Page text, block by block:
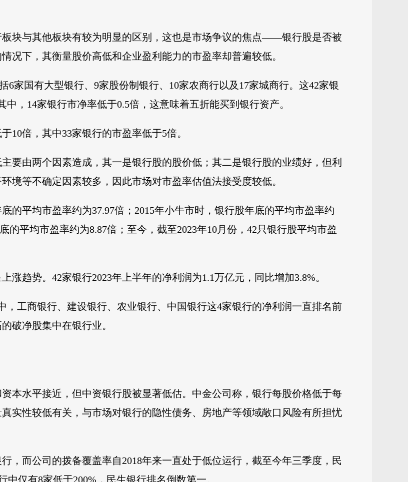
块与其他板块有较为明显的区别，这也是市场争议的焦点——银行股是否被
况下，其衡量股价高低和企业盈利能力的市盈率却普遍较低。
6家国有大型银行、9家股份制银行、10家农商行以及17家城商行。这42家银
，14家银行市净率低于0.5倍，这意味着五折能买到银行资产。
10倍，其中33家银行的市盈率低于5倍。
要由两个因素造成，其一是银行股的股价低；其二是银行股的业绩好，但利
境等不确定因素较多，因此市场对市盈率估值法接受度较低。
的平均市盈率约为37.97倍；2015年小牛市时，银行股年底的平均市盈率约
的平均市盈率约为8.87倍；至今，截至2023年10月份，42只银行股平均市盈
涨趋势。42家银行2023年上半年的净利润为1.1万亿元，同比增加3.8%。
，工商银行、建设银行、农业银行、中国银行这4家银行的净利润一直排名前
破净股集中在银行业。
本水平接近，但中资银行股被显著低估。中金公司称，银行每股价格低于每
实性较低有关，与市场对银行的隐性债务、房地产等领域敞口风险有所担忧
，而公司的拨备覆盖率自2018年来一直处于低位运行，截至今年三季度，民
仅有8家低于200%，民生银行排名倒数第一。